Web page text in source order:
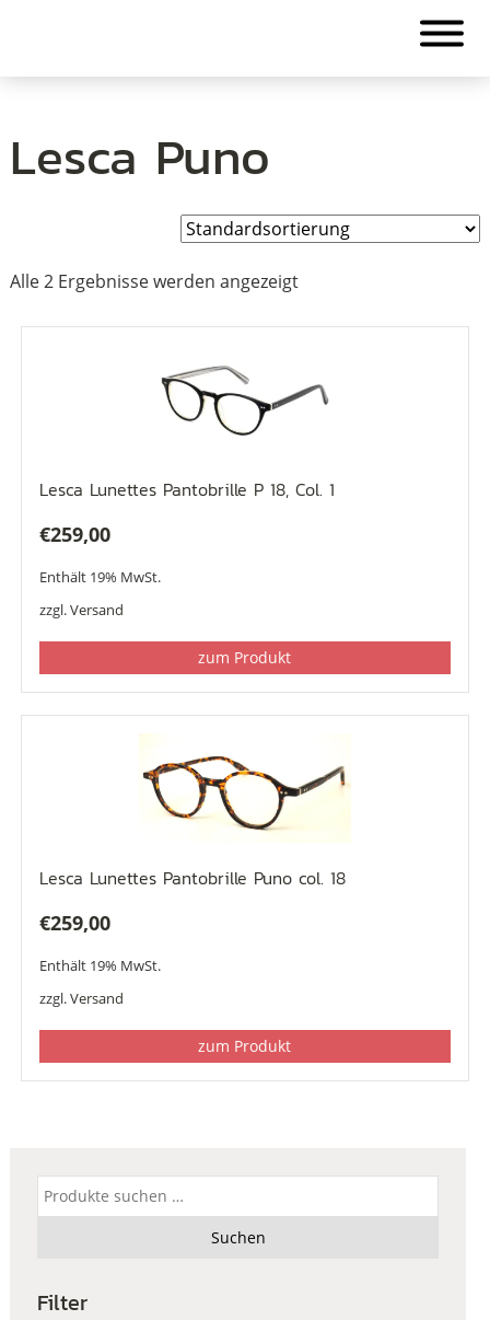
Lesca Puno
Alle 2 Ergebnisse werden angezeigt
Lesca Lunettes Pantobrille P 18, Col. 1
€259,00
Enthält 19% MwSt.
zzgl.Versand
zum Produkt
Lesca Lunettes Pantobrille Puno col. 18
€259,00
Enthält 19% MwSt.
zzgl.Versand
zum Produkt
Suchen
nach:
Suchen
Filter